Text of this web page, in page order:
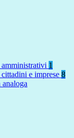
1
e imprese 8